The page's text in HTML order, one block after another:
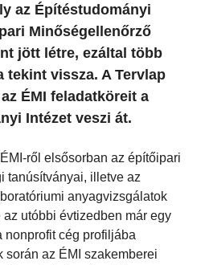
az Építéstudományi
Minőségellenőrző
jött létre, ezáltal több
tekint vissza. A Tervlap
ÉMI feladatköreit a
Intézet veszi át.
ről elsősorban az építőipari
tanúsítványai, illetve az
anyagvizsgálatok
utóbbi évtizedben már egy
nonprofit cég profiljába
során az ÉMI szakemberei